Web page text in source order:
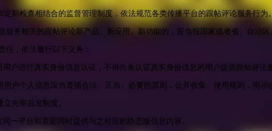
期检查相结合的监督管理制度，依法规范各类传播平台的跟帖评论服务行为
服务相关的跟帖评论新产品、新应用、新功能的，应当报国家或者省、自治
任，依法履行以下义务：
用户进行真实身份信息认证，不得向未认证真实身份信息的用户提供跟帖评论
用户个人信息应当遵循合法、正当、必要的原则，公开收集、使用规则，明
先审后发制度。
一平台和页面同时提供与之对应的静态版信息内容。